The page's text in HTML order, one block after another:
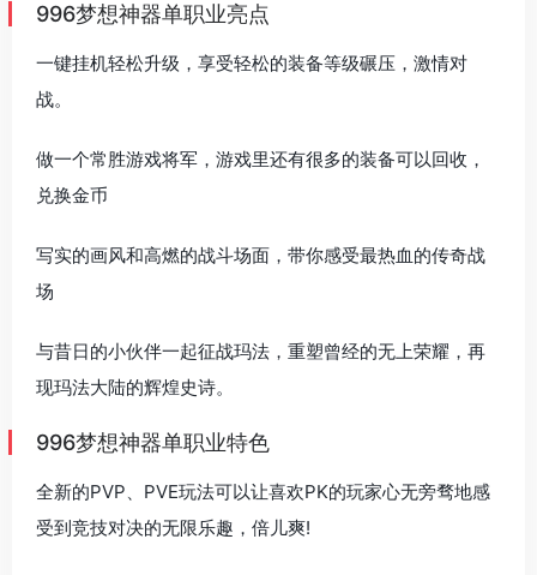
996梦想神器单职业亮点
一键挂机轻松升级，享受轻松的装备等级碾压，激情对
战。
做一个常胜游戏将军，游戏里还有很多的装备可以回收，
兑换金币
写实的画风和高燃的战斗场面，带你感受最热血的传奇战
场
与昔日的小伙伴一起征战玛法，重塑曾经的无上荣耀，再
现玛法大陆的辉煌史诗。
996梦想神器单职业特色
全新的PVP、PVE玩法可以让喜欢PK的玩家心无旁骛地感
受到竞技对决的无限乐趣，倍儿爽!